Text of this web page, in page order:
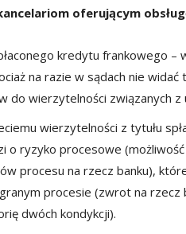
oferującym
kredytu frankowego –
na razie w sądach nie
do wierzytelności związanych z
wierzytelności z tytułu
o ryzyko procesowe
procesu na rzecz banku),
procesie (zwrot na rzecz
dwóch kondykcji).